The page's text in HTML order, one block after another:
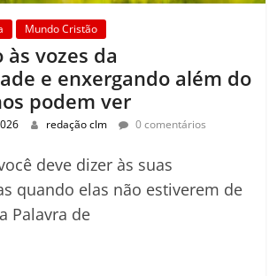
Mundo Cristão
às vozes da
e enxergando além do
podem ver
redação clm 0 comentários
deve dizer às suas
quando elas não estiverem de
Palavra de